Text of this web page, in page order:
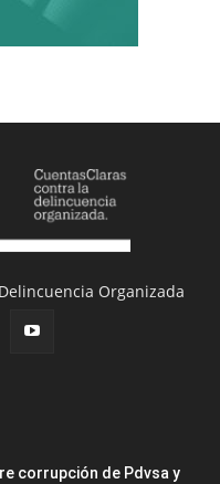
Organizada
corrupción de Pdvsa y